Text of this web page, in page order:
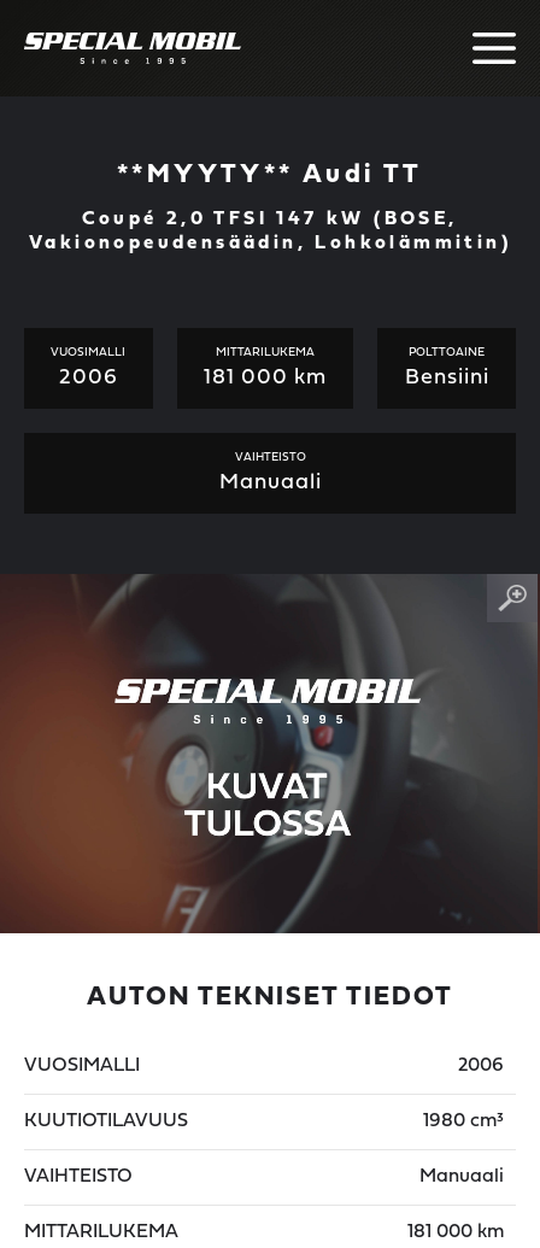
**MYYTY** Audi TT
Coupé 2,0 TFSI 147 kW (BOSE,
Vakionopeudensäädin, Lohkolämmitin)
VUOSIMALLI
2006
MITTARILUKEMA
181 000 km
POLTTOAINE
Bensiini
VAIHTEISTO
Manuaali
AUTON TEKNISET TIEDOT
VUOSIMALLI 2006
KUUTIOTILAVUUS 1980 cm³
VAIHTEISTO Manuaali
MITTARILUKEMA 181 000 km